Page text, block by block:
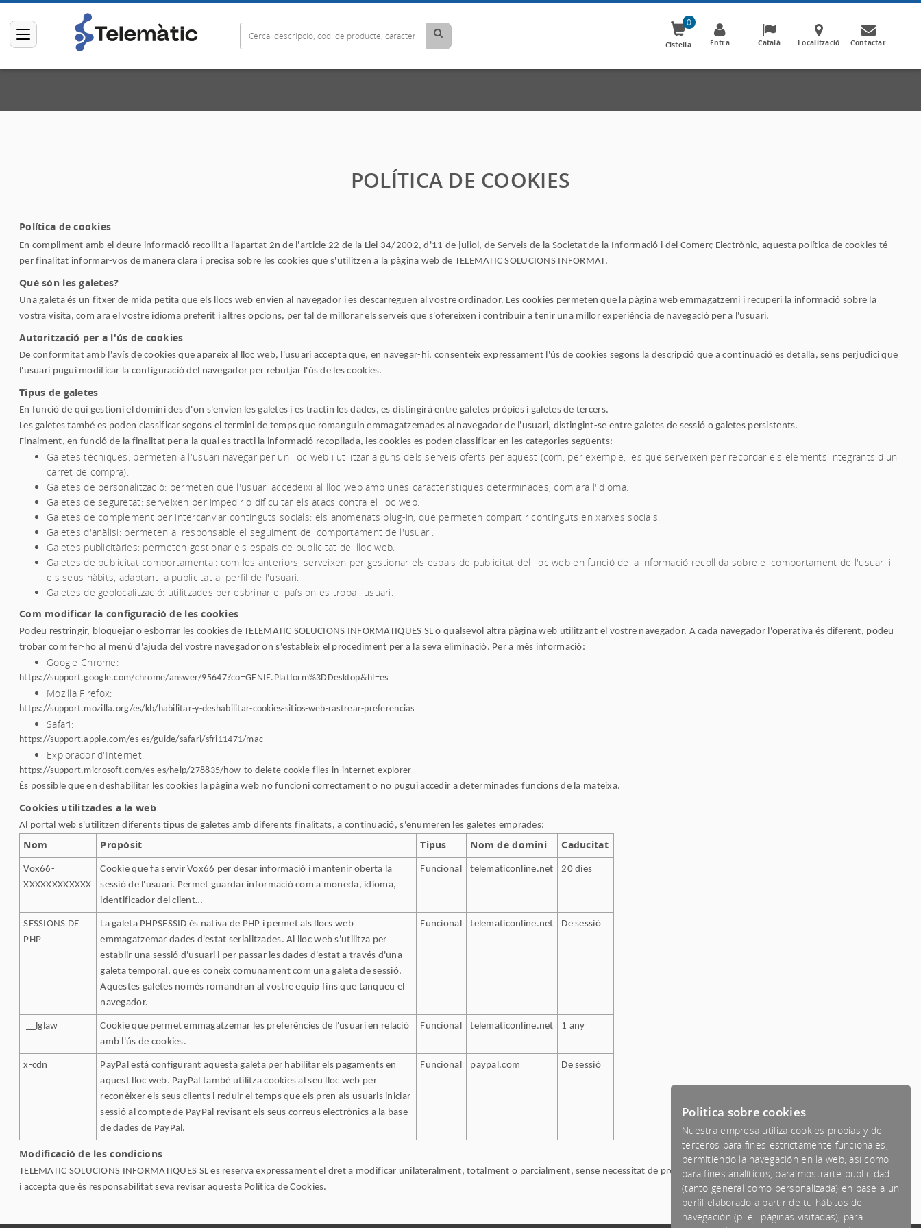
Cistella
0
Entra Català Localització Contactar
POLÍTICA DE COOKIES
Política de cookies
En compliment amb el deure informació recollit a l'apartat 2n de l'article 22 de la Llei 34/2002, d'11 de juliol, de Serveis de la Societat de la Informació i del Comerç Electrònic, aquesta política de cookies té
per finalitat informar-vos de manera clara i precisa sobre les cookies que s'utilitzen a la pàgina web de TELEMATIC SOLUCIONS INFORMAT.
Què són les galetes?
Una galeta és un fitxer de mida petita que els llocs web envien al navegador i es descarreguen al vostre ordinador. Les cookies permeten que la pàgina web emmagatzemi i recuperi la informació sobre la
vostra visita, com ara el vostre idioma preferit i altres opcions, per tal de millorar els serveis que s'ofereixen i contribuir a tenir una millor experiència de navegació per a l'usuari.
Autorització per a l'ús de cookies
De conformitat amb l'avís de cookies que apareix al lloc web, l'usuari accepta que, en navegar-hi, consenteix expressament l'ús de cookies segons la descripció que a continuació es detalla, sens perjudici que
l'usuari pugui modificar la configuració del navegador per rebutjar l'ús de les cookies.
Tipus de galetes
En funció de qui gestioni el domini des d'on s'envien les galetes i es tractin les dades, es distingirà entre galetes pròpies i galetes de tercers.
Les galetes també es poden classificar segons el termini de temps que romanguin emmagatzemades al navegador de l'usuari, distingint-se entre galetes de sessió o galetes persistents.
Finalment, en funció de la finalitat per a la qual es tracti la informació recopilada, les cookies es poden classificar en les categories següents:
Galetes tècniques: permeten a l'usuari navegar per un lloc web i utilitzar alguns dels serveis oferts per aquest (com, per exemple, les que serveixen per recordar els elements integrants d'un
carret de compra).
Galetes de personalització: permeten que l'usuari accedeixi al lloc web amb unes característiques determinades, com ara l'idioma.
Galetes de seguretat: serveixen per impedir o dificultar els atacs contra el lloc web.
Galetes de complement per intercanviar continguts socials: els anomenats plug-in, que permeten compartir continguts en xarxes socials.
Galetes d'anàlisi: permeten al responsable el seguiment del comportament de l'usuari.
Galetes publicitàries: permeten gestionar els espais de publicitat del lloc web.
Galetes de publicitat comportamental: com les anteriors, serveixen per gestionar els espais de publicitat del lloc web en funció de la informació recollida sobre el comportament de l'usuari i
els seus hàbits, adaptant la publicitat al perfil de l'usuari.
Galetes de geolocalització: utilitzades per esbrinar el país on es troba l'usuari.
Com modificar la configuració de les cookies
Podeu restringir, bloquejar o esborrar les cookies de TELEMATIC SOLUCIONS INFORMATIQUES SL o qualsevol altra pàgina web utilitzant el vostre navegador. A cada navegador l'operativa és diferent, podeu
trobar com fer-ho al menú d'ajuda del vostre navegador on s'estableix el procediment per a la seva eliminació. Per a més informació:
Google Chrome:
https://support.google.com/chrome/answer/95647?co=GENIE.Platform%3DDesktop&hl=es
Mozilla Firefox:
https://support.mozilla.org/es/kb/habilitar-y-deshabilitar-cookies-sitios-web-rastrear-preferencias
Safari:
https://support.apple.com/es-es/guide/safari/sfri11471/mac
Explorador d'Internet:
https://support.microsoft.com/es-es/help/278835/how-to-delete-cookie-files-in-internet-explorer
És possible que en deshabilitar les cookies la pàgina web no funcioni correctament o no pugui accedir a determinades funcions de la mateixa.
Cookies utilitzades a la web
Al portal web s'utilitzen diferents tipus de galetes amb diferents finalitats, a continuació, s'enumeren les galetes emprades:
Nom Propòsit Tipus Nom de domini Caducitat
Vox66-
XXXXXXXXXXXX
Cookie que fa servir Vox66 per desar informació i mantenir oberta la
sessió de l'usuari. Permet guardar informació com a moneda, idioma,
identificador del client…
Funcional telematiconline.net 20 dies
SESSIONS DE
PHP
La galeta PHPSESSID és nativa de PHP i permet als llocs web
emmagatzemar dades d'estat serialitzades. Al lloc web s'utilitza per
establir una sessió d'usuari i per passar les dades d'estat a través d'una
galeta temporal, que es coneix comunament com una galeta de sessió.
Aquestes galetes només romandran al vostre equip fins que tanqueu el
navegador.
Funcional telematiconline.net De sessió
__lglaw
Cookie que permet emmagatzemar les preferències de l'usuari en relació
amb l'ús de cookies.
Funcional telematiconline.net 1 any
x-cdn
PayPal està configurant aquesta galeta per habilitar els pagaments en
aquest lloc web. PayPal també utilitza cookies al seu lloc web per
reconèixer els seus clients i reduir el temps que els pren als usuaris iniciar
sessió al compte de PayPal revisant els seus correus electrònics a la base
de dades de PayPal.
Funcional paypal.com De sessió
Modificació de les condicions
TELEMATIC SOLUCIONS INFORMATIQUES SL es reserva expressament el dret a modificar unilateralment, totalment o parcialment, sense necessitat de previ avís, aquesta Política de Cookies. L'usuari reconeix
i accepta que és responsabilitat seva revisar aquesta Política de Cookies.
Politica sobre cookies
Nuestra empresa utiliza cookies propias y de
terceros para fines estrictamente funcionales,
permitiendo la navegación en la web, así como
para fines analíticos, para mostrarte publicidad
(tanto general como personalizada) en base a un
perfil elaborado a partir de tu hábitos de
navegación (p. ej. páginas visitadas), para